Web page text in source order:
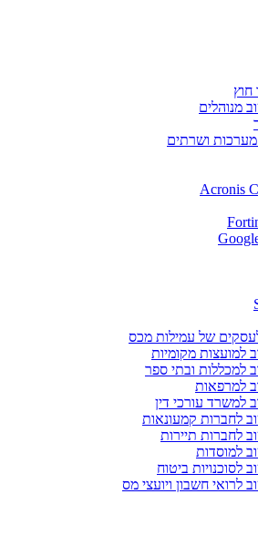
חוץ
מנוהלים
מערכות ושרתים
Acronis
למועצות מקומיות
למכללות ובתי ספר
למרפאות
למשרד עורכי דין
לחברות קמעונאות
לחברות תיירות
למוסדות
לסוכנויות ביטוח
לרואי חשבון ויועצי מס